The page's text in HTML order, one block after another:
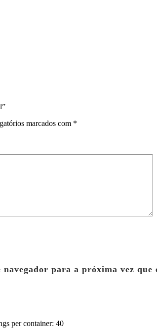
marcados com *
para a próxima vez que
per container: 40